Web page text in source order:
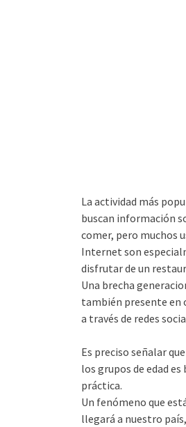
La actividad más
buscan información
comer, pero muchos
Internet son
disfrutar de un
Una brecha
también presente en
a través de redes
Es preciso señalar
los grupos de edad
práctica.
Un fenómeno que
llegará a nuestro